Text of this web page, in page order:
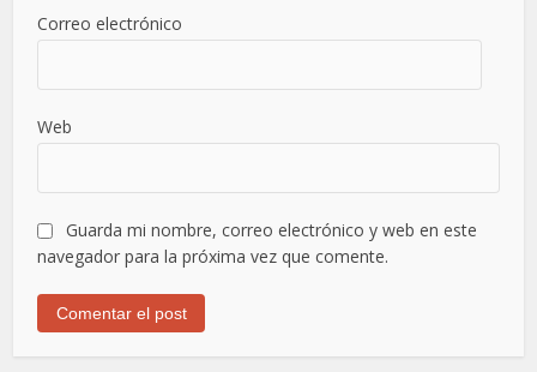
Correo electrónico
Web
Guarda mi nombre, correo electrónico y web en este
navegador para la próxima vez que comente.